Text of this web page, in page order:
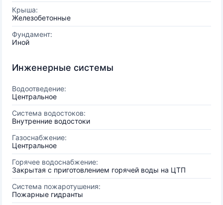
Крыша:
Железобетонные
Фундамент:
Иной
Инженерные системы
Водоотведение:
Центральное
Система водостоков:
Внутренние водостоки
Газоснабжение:
Центральное
Горячее водоснабжение:
Закрытая с приготовлением горячей воды на ЦТП
Система пожаротушения:
Пожарные гидранты